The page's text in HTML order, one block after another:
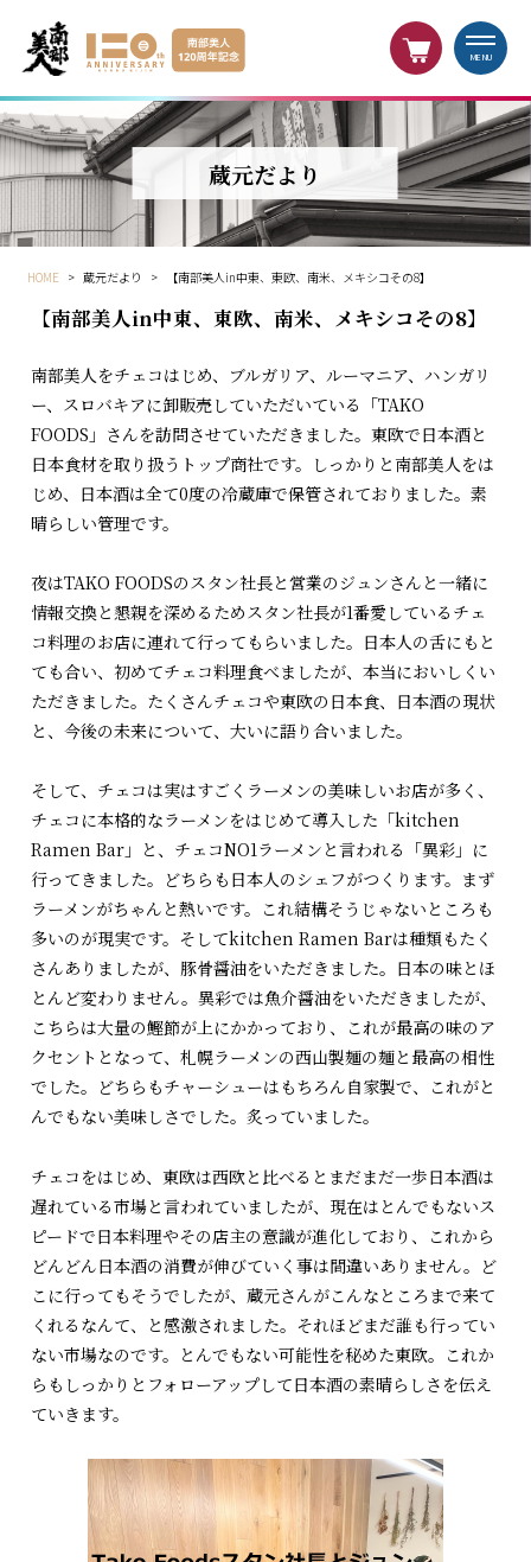
MENU
蔵元だより
HOME > 蔵元だより > 【南部美人in中東、東欧、南米、メキシコその8】
【南部美人in中東、東欧、南米、メキシコその8】
南部美人をチェコはじめ、ブルガリア、ルーマニア、ハンガリ
ー、スロバキアに卸販売していただいている「TAKO
FOODS」さんを訪問させていただきました。東欧で日本酒と
日本食材を取り扱うトップ商社です。しっかりと南部美人をは
じめ、日本酒は全て0度の冷蔵庫で保管されておりました。素
晴らしい管理です。
夜はTAKO FOODSのスタン社長と営業のジュンさんと一緒に
情報交換と懇親を深めるためスタン社長が1番愛しているチェ
コ料理のお店に連れて行ってもらいました。日本人の舌にもと
ても合い、初めてチェコ料理食べましたが、本当においしくい
ただきました。たくさんチェコや東欧の日本食、日本酒の現状
と、今後の未来について、大いに語り合いました。
そして、チェコは実はすごくラーメンの美味しいお店が多く、
チェコに本格的なラーメンをはじめて導入した「kitchen
Ramen Bar」と、チェコNO1ラーメンと言われる「異彩」に
行ってきました。どちらも日本人のシェフがつくります。まず
ラーメンがちゃんと熱いです。これ結構そうじゃないところも
多いのが現実です。そしてkitchen Ramen Barは種類もたく
さんありましたが、豚骨醤油をいただきました。日本の味とほ
とんど変わりません。異彩では魚介醤油をいただきましたが、
こちらは大量の鰹節が上にかかっており、これが最高の味のア
クセントとなって、札幌ラーメンの西山製麺の麺と最高の相性
でした。どちらもチャーシューはもちろん自家製で、これがと
んでもない美味しさでした。炙っていました。
チェコをはじめ、東欧は西欧と比べるとまだまだ一歩日本酒は
遅れている市場と言われていましたが、現在はとんでもないス
ピードで日本料理やその店主の意識が進化しており、これから
どんどん日本酒の消費が伸びていく事は間違いありません。ど
こに行ってもそうでしたが、蔵元さんがこんなところまで来て
くれるなんて、と感激されました。それほどまだ誰も行ってい
ない市場なのです。とんでもない可能性を秘めた東欧。これか
らもしっかりとフォローアップして日本酒の素晴らしさを伝え
ていきます。